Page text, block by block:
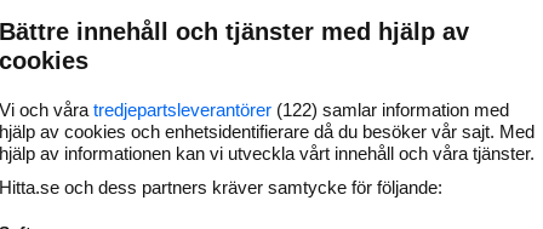
Uppdatera din
företagsinformation
Svara på och hantera dina
Gå vidare
Bättre innehåll och tjänster med hjälp av
cookies
Vi och våra tredjepartsleverantörer (122) samlar information med
hjälp av cookies och enhetsidentifierare då du besöker vår sajt. Med
hjälp av informationen kan vi utveckla vårt innehåll och våra tjänster.
Hitta.se och dess partners kräver samtycke för följande: